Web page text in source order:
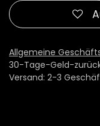
Allgemeine
30-Tage-Geld-
Versand: 2-3